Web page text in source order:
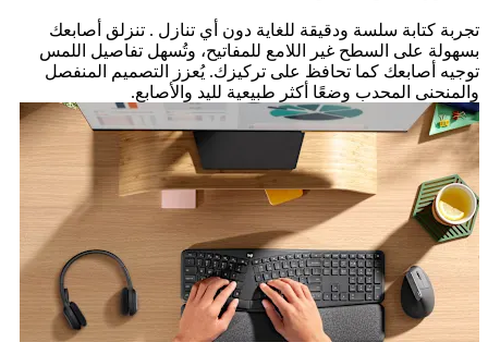
تجربة كتابة سلسة ودقيقة للغاية دون أي تنازل . تنزلق أصابعك
بسهولة على السطح غير اللامع للمفاتيح، وتُسهل تفاصيل اللمس
توجيه أصابعك كما تحافظ على تركيزك. يُعزز التصميم المنفصل
والمنحنى المحدب وضعًا أكثر طبيعية لليد والأصابع.